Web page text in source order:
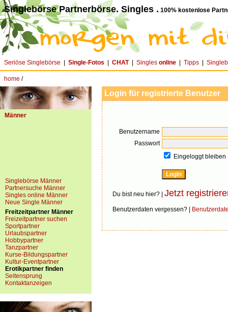
Singlebörse Partnerbörse. Singles . 100% kostenlose
Seriöse Singlebörse Single-Fotos CHAT| Singles online Tipps
home /
Männer
Singlebörse Männer
Partnersuche Männer
Singles online Männer
Neue Single Männer
Freitzeitpartner Männer
Freizeitpartner suchen
Sportpartner
Urlaubspartner
Hobbypartner
Tanzpartner
Kurse-Bildungspartner
Kultur-Eventpartner
Erotikpartner finden
Seitensprung
Kontaktanzeigen
Login für registrierte Benutzer
Benutzername
Passwort
Eingeloggt bleiben
Du bist neu hier? | Jetzt
Benutzerdaten vergessen? |